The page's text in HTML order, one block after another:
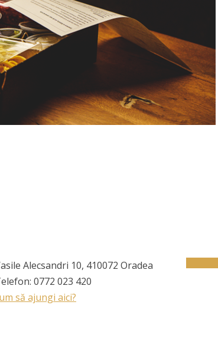
Alecsandri 10, 410072 Oradea
0772 023 420
să ajungi aici?